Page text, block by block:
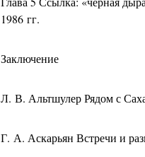
1986 гг.
Заключение
Л. В. Альтшулер Рядом с
Г. А. Аскарьян Встречи и